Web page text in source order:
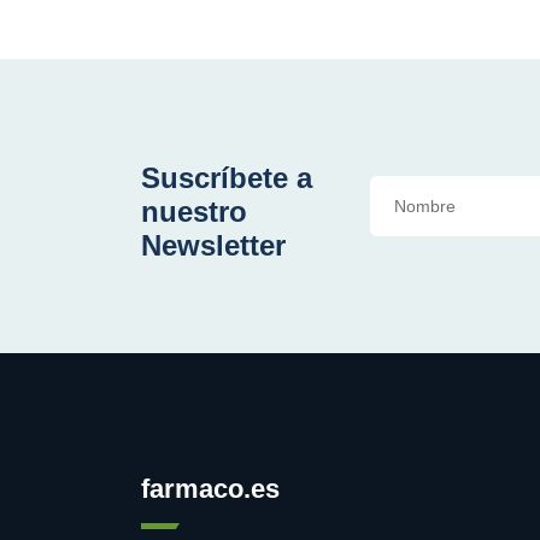
Suscríbete a
nuestro
Newsletter
farmaco.es